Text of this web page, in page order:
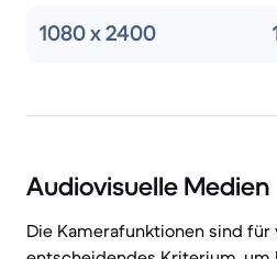
1080 x 2400
Audiovisuelle Medien
Die Kamerafunktionen sind für